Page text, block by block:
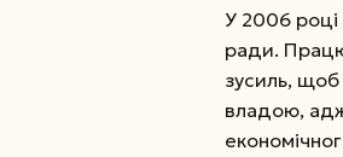
У 2006
ради.
зусиль, щоб
владою,